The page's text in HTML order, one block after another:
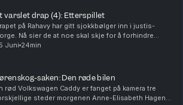
varslet drap (4): Etterspillet
på Rahavy har gitt sjokkbølger inn i justis-
Nå sier de at noe skal skje for å forhindre
saker. Men kommer lovnadene til å bli fulgt
Juni 24min
saken: Den røde bilen
rød Volkswagen Caddy er fanget på kamera tre
steder morgenen Anne-Elisabeth Hagen